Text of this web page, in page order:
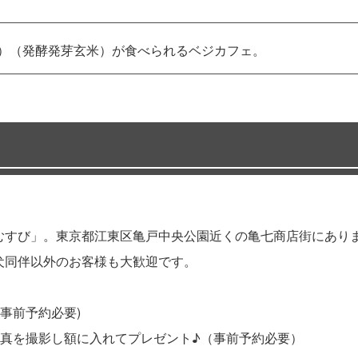
発酵発芽玄米）が食べられるベジカフェ。
び」。東京都江東区亀戸中央公園近くの亀七商店街にあ
伴以外のお客様も大歓迎です。
前予約必要)
撮影し額に入れてプレゼント♪（事前予約必要）